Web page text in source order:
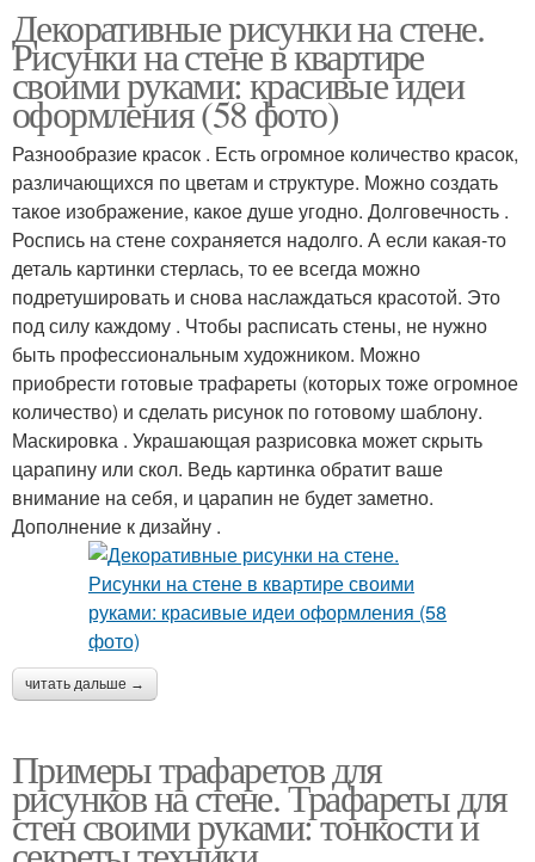
Декоративные рисунки на стене.
Рисунки на стене в квартире
своими руками: красивые идеи
оформления (58 фото)
Разнообразие красок . Есть огромное количество красок,
различающихся по цветам и структуре. Можно создать
такое изображение, какое душе угодно. Долговечность .
Роспись на стене сохраняется надолго. А если какая-то
деталь картинки стерлась, то ее всегда можно
подретушировать и снова наслаждаться красотой. Это
под силу каждому . Чтобы расписать стены, не нужно
быть профессиональным художником. Можно
приобрести готовые трафареты (которых тоже огромное
количество) и сделать рисунок по готовому шаблону.
Маскировка . Украшающая разрисовка может скрыть
царапину или скол. Ведь картинка обратит ваше
внимание на себя, и царапин не будет заметно.
Дополнение к дизайну .
читать дальше →
Примеры трафаретов для
рисунков на стене. Трафареты для
стен своими руками: тонкости и